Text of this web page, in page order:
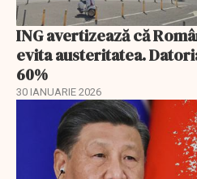
ING avertizează că
evita austeritatea.
60%
30 IANUARIE 2026